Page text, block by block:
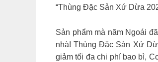
“Thùng Đặc Sản Xứ Dừa
Sản phẩm mà năm Ngoái
nhà! Thùng Đặc Sản Xứ
giảm tối đa chi phí bao bì,